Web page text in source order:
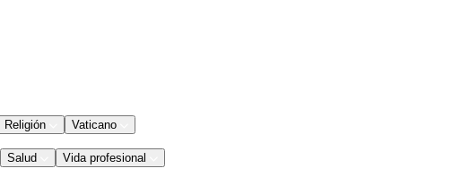
Religión Vaticano
Salud Vida profesional